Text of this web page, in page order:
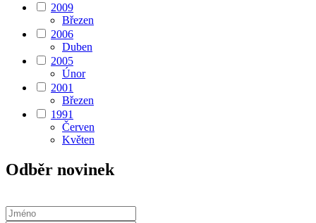
2009
Březen
2006
Duben
2005
Únor
2001
Březen
1991
Červen
Květen
Odběr novinek